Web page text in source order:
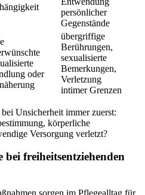
persönlicher
Gegenstände
oder
übergriffige
Berührungen,
sexualisierte
Bemerkungen,
Verletzung
intimer Grenzen
Unsicherheit immer zuerst:
körperliche
Versorgung verletzt?
bei freiheitsentziehenden